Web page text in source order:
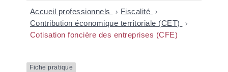
Accueil professionnels > Fiscalité >
Contribution économique territoriale (CET) >
Cotisation foncière des entreprises (CFE)
Fiche pratique